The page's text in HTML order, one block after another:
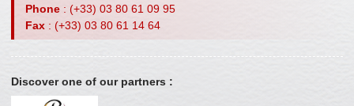
Phone : (+33) 03 80 61 09 95
Fax : (+33) 03 80 61 14 64
Discover one of our partners :